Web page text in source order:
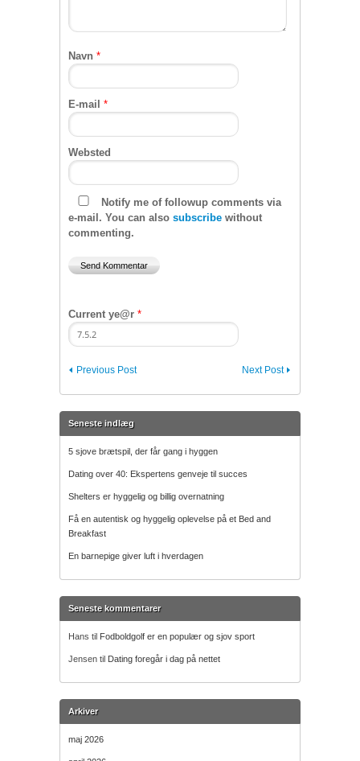
Navn *
E-mail *
Websted
Notify me of followup comments via
e-mail. You can also subscribe without
commenting.
Current ye@r *
Next Post
Previous Post
Seneste indlæg
5 sjove brætspil, der får gang i hyggen
Dating over 40: Ekspertens genveje til succes
Shelters er hyggelig og billig overnatning
Få en autentisk og hyggelig oplevelse på et Bed and
Breakfast
En barnepige giver luft i hverdagen
Seneste kommentarer
Hans til Fodboldgolf er en populær og sjov sport
Jensen til Dating foregår i dag på nettet
Arkiver
maj 2026